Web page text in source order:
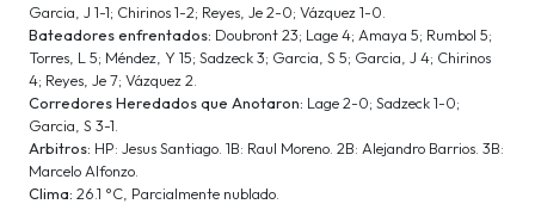
Garcia, J 1-1; Chirinos 1-2; Reyes, Je 2-0; Vázquez 1-0.
Bateadores enfrentados: Doubront 23; Lage 4; Amaya 5; Rumbol 5;
Torres, L 5; Méndez, Y 15; Sadzeck 3; Garcia, S 5; Garcia, J 4; Chirinos
4; Reyes, Je 7; Vázquez 2.
Corredores Heredados que Anotaron: Lage 2-0; Sadzeck 1-0;
Garcia, S 3-1.
Arbitros: HP: Jesus Santiago. 1B: Raul Moreno. 2B: Alejandro Barrios. 3B:
Marcelo Alfonzo.
Clima: 26.1 °C, Parcialmente nublado.